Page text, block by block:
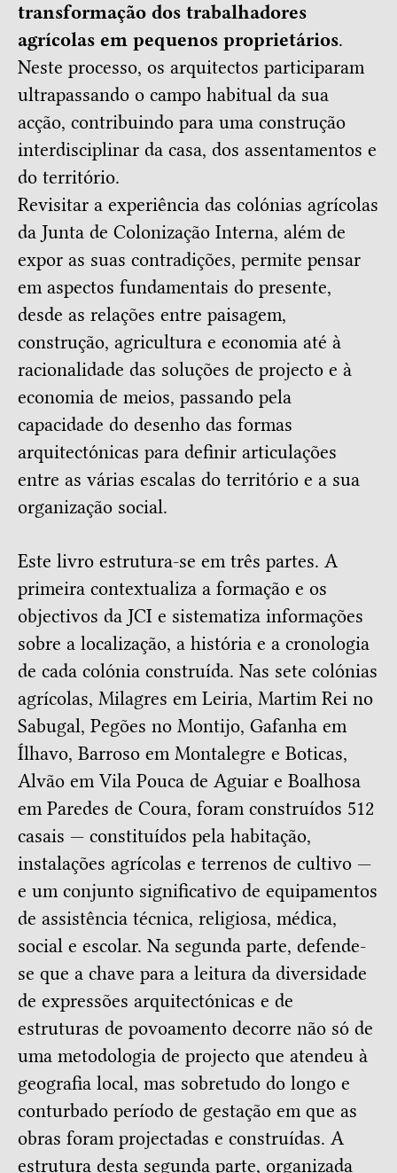
transformação dos trabalhadores
agrícolas em pequenos proprietários.
Neste processo, os arquitectos participaram
ultrapassando o campo habitual da sua
acção, contribuindo para uma construção
interdisciplinar da casa, dos assentamentos e
do território.
Revisitar a experiência das colónias agrícolas
da Junta de Colonização Interna, além de
expor as suas contradições, permite pensar
em aspectos fundamentais do presente,
desde as relações entre paisagem,
construção, agricultura e economia até à
racionalidade das soluções de projecto e à
economia de meios, passando pela
capacidade do desenho das formas
arquitectónicas para definir articulações
entre as várias escalas do território e a sua
organização social.
Este livro estrutura-se em três partes. A
primeira contextualiza a formação e os
objectivos da JCI e sistematiza informações
sobre a localização, a história e a cronologia
de cada colónia construída. Nas sete colónias
agrícolas, Milagres em Leiria, Martim Rei no
Sabugal, Pegões no Montijo, Gafanha em
Ílhavo, Barroso em Montalegre e Boticas,
Alvão em Vila Pouca de Aguiar e Boalhosa
em Paredes de Coura, foram construídos 512
casais — constituídos pela habitação,
instalações agrícolas e terrenos de cultivo —
e um conjunto significativo de equipamentos
de assistência técnica, religiosa, médica,
social e escolar. Na segunda parte, defende-
se que a chave para a leitura da diversidade
de expressões arquitectónicas e de
estruturas de povoamento decorre não só de
uma metodologia de projecto que atendeu à
geografia local, mas sobretudo do longo e
conturbado período de gestação em que as
obras foram projectadas e construídas. A
estrutura desta segunda parte, organizada